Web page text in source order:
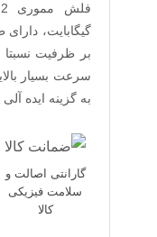
گیگابایت،
سرعت بسیار
به گزینه ایده
گارانتی اصالت و
سلامت فیزیکی
کالا